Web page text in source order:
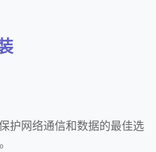
护网络通信和数据的最佳选